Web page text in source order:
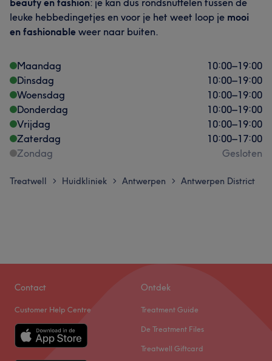
leuke hebbedingetjes en voor je het weet loop je mooi
en fashionable weer naar buiten.
Maandag 10:00–19:00
Dinsdag
10:00–19:00
Woensdag
10:00–19:00
Donderdag
10:00–19:00
Vrijdag
10:00–19:00
Zaterdag
10:00–17:00
Zondag
Gesloten
Treatwell > Huidkliniek > Antwerpen > Antwerpen District
Contact
Customer Help Centre
Ontdek
Treatment Guide
De Treatment Files
Treatwell Giftcard